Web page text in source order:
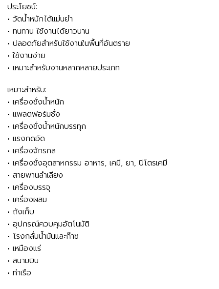
ประโยชน์:
• วัดน้ำหนักได้แม่นยำ
• ทนทาน ใช้งานได้ยาวนาน
• ปลอดภัยสำหรับใช้งานในพื้นที่อันตราย
• ใช้งานง่าย
• เหมาะสำหรับงานหลากหลายประเภท
เหมาะสำหรับ:
• เครื่องชั่งน้ำหนัก
• แพลตฟอร์มชั่ง
• เครื่องชั่งน้ำหนักบรรทุก
• แรงกดอัด
• เครื่องจักรกล
• เครื่องชั่งอุตสาหกรรม อาหาร, เคมี, ยา, ปิโตรเคมี
• สายพานลำเลียง
• เครื่องบรรจุ
• เครื่องผสม
• ถังเก็บ
• อุปกรณ์ควบคุมอัตโนมัติ
• โรงกลั่นน้ำมันและก๊าซ
• เหมืองแร่
• สนามบิน
• ท่าเรือ